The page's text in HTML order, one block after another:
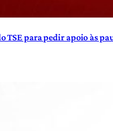
TSE para pedir apoio às